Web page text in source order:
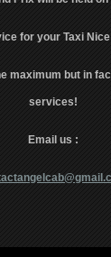
for your Taxi
maximum but in
services!
Email us :